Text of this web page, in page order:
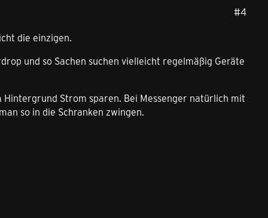
#4
die einzigen.
und so Sachen suchen vielleicht regelmäßig Geräte
Hintergrund Strom sparen. Bei Messenger natürlich mit
so in die Schranken zwingen.